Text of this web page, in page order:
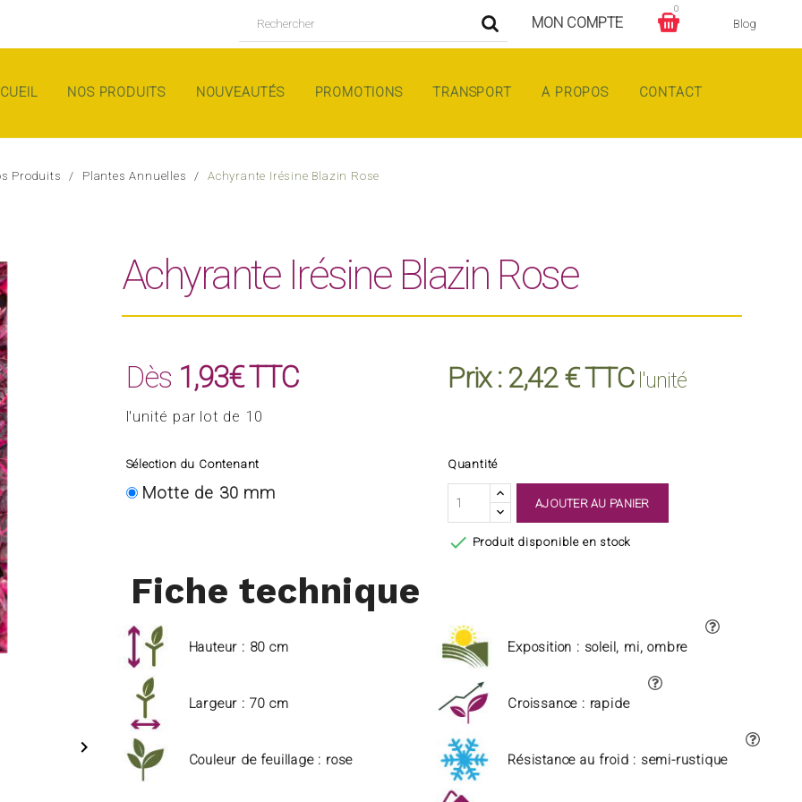
MON COMPTE
0
Blog
NOS PRODUITS NOUVEAUTÉS PROMOTIONS TRANSPORT A PROPOS CONTACT
Produits Plantes Annuelles Achyrante Irésine Blazin Rose
Achyrante Irésine Blazin Rose

Dès 1,93€ TTC
l'unité par lot de 10
Prix :2,42 € TTCl'unité
Sélection du Contenant
Motte de 30 mm
Quantité
AJOUTER AU PANIER
 Produit disponible en stock
Fiche technique
Hauteur : 80 cm
Largeur : 70 cm
Couleur de feuillage : rose
Exposition : soleil, mi, ombre
Croissance : rapide
Résistance au froid : semi-rustique